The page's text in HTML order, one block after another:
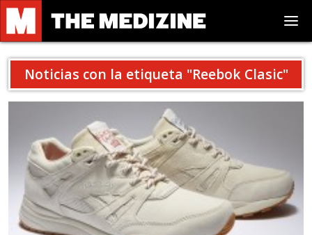
Noticias con la etiqueta "Reebok Clasic"